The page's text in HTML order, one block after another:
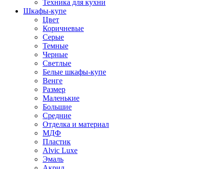
Техника для кухни
Шкафы-купе
Цвет
Коричневые
Серые
Темные
Черные
Светлые
Белые шкафы-купе
Венге
Размер
Маленькие
Большие
Средние
Отделка и материал
МДФ
Пластик
Alvic Luxe
Эмаль